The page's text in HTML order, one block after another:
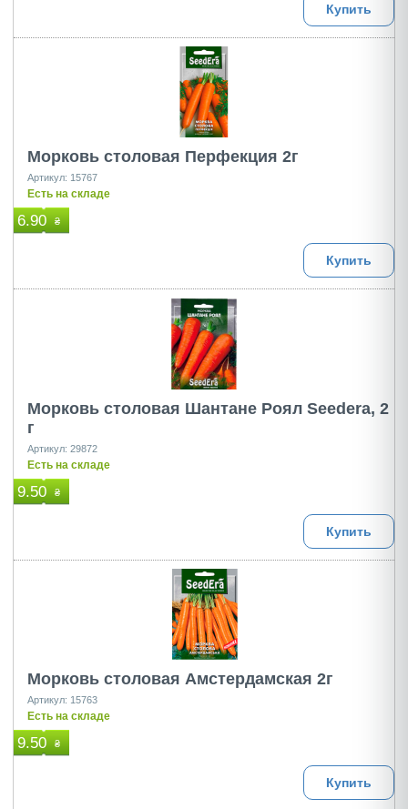
Купить
Морковь столовая Перфекция 2г
Артикул: 15767
Есть на складе
6.90 ₴
Купить
Морковь столовая Шантане Роял Seedera, 2
г
Артикул: 29872
Есть на складе
9.50 ₴
Купить
Морковь столовая Амстердамская 2г
Артикул: 15763
Есть на складе
9.50 ₴
Купить